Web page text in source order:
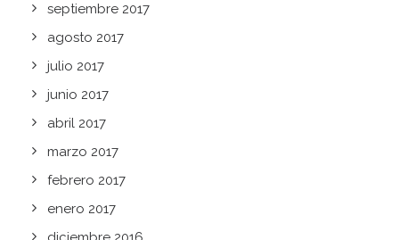
septiembre 2017
agosto 2017
julio 2017
junio 2017
abril 2017
marzo 2017
febrero 2017
enero 2017